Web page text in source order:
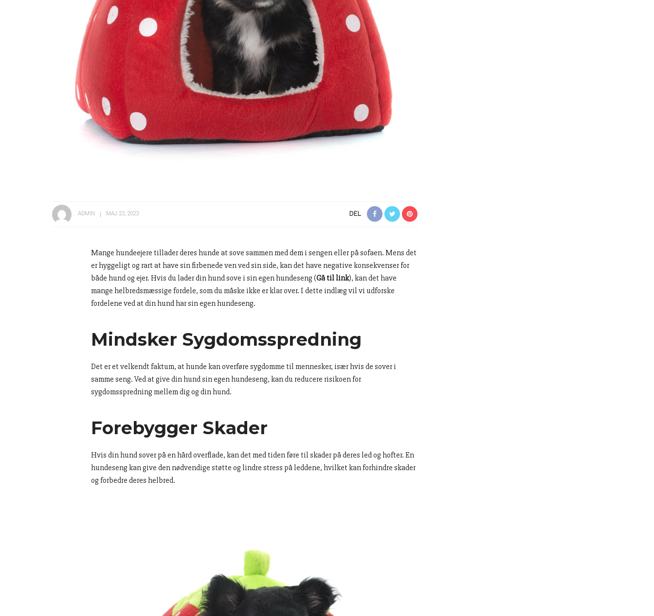
ADMIN MAJ 23, 2023 DEL
Mange hundeejere tillader deres hunde at sove sammen med dem i sengen eller på sofaen. Mens det
er hyggeligt og rart at have sin firbenede ven ved sin side, kan det have negative konsekvenser for
både hund og ejer. Hvis du lader din hund sove i sin egen hundeseng (Gå til link), kan det have
mange helbredsmæssige fordele, som du måske ikke er klar over. I dette indlæg vil vi udforske
fordelene ved at din hund har sin egen hundeseng.
Mindsker Sygdomsspredning
Det er et velkendt faktum, at hunde kan overføre sygdomme til mennesker, især hvis de sover i
samme seng. Ved at give din hund sin egen hundeseng, kan du reducere risikoen for
sygdomsspredning mellem dig og din hund.
Forebygger Skader
Hvis din hund sover på en hård overflade, kan det med tiden føre til skader på deres led og hofter. En
hundeseng kan give den nødvendige støtte og lindre stress på leddene, hvilket kan forhindre skader
og forbedre deres helbred.